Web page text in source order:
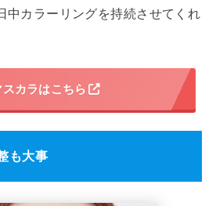
中カラーリングを持続させてくれ
スカラはこちら
も大事